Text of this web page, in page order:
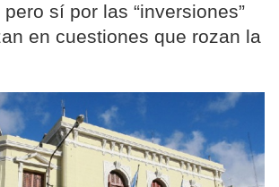
sí por las “inversiones”
en cuestiones que rozan la